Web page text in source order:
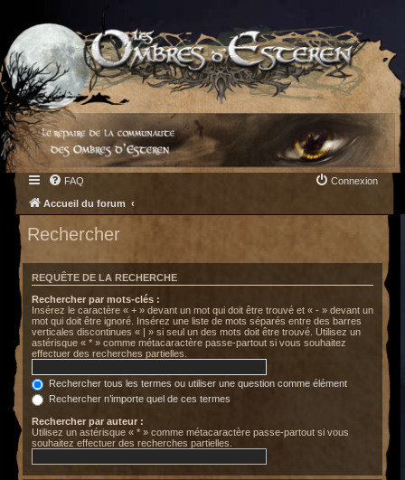
FAQ Connexion
Accueil du forum
Rechercher
REQUÊTE DE LA RECHERCHE
Rechercher par mots-clés :
Insérez le caractère « + » devant un mot qui doit être trouvé et « - » devant un
mot qui doit être ignoré. Insérez une liste de mots séparés entre des barres
verticales discontinues « | » si seul un des mots doit être trouvé. Utilisez un
astérisque « * » comme métacaractère passe-partout si vous souhaitez
effectuer des recherches partielles.
Rechercher tous les termes ou utiliser une question comme élément
Rechercher n’importe quel de ces termes
Rechercher par auteur :
Utilisez un astérisque « * » comme métacaractère passe-partout si vous
souhaitez effectuer des recherches partielles.